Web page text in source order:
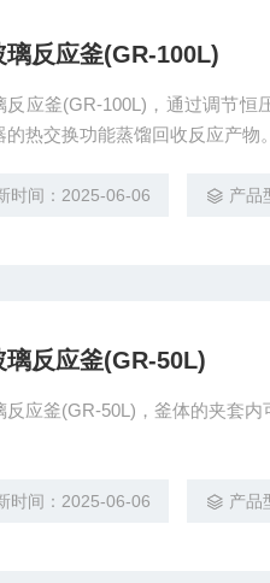
璃反应釜(GR-100L)
反应釜(GR-100L)，通过调节恒
的热交换功能蒸馏回收反应产物。
时间：2025-06-06 产品
璃反应釜(GR-50L)
反应釜(GR-50L)，釜体的夹套内
时间：2025-06-06 产品